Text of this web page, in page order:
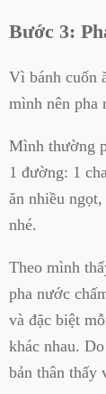
Bước 3:
Vì bánh cuốn
mình nên pha
Mình thường
1 đường: 1
ăn nhiều
nhé.
Theo mình
pha nước
và đặc biệt
khác nhau.
bản thân thấy